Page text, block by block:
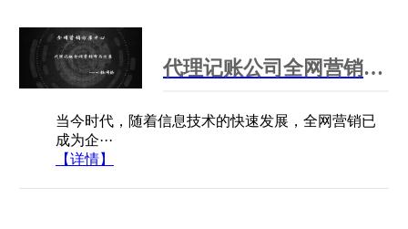
代理记账公司全网营销布局方案
当今时代，随着信息技术的快速发展，全网营销已
成为企···
【详情】